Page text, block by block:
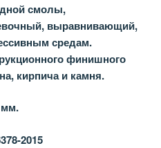
смолы,
выравнивающий,
средам.
финишного
кирпича и камня.
мм.
2015